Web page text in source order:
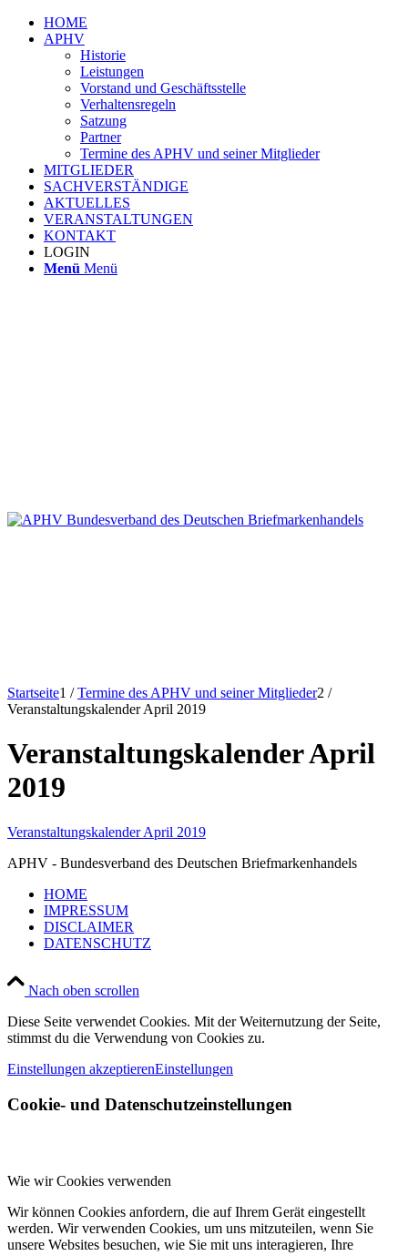
HOME
APHV
Historie
Leistungen
Vorstand und Geschäftsstelle
Verhaltensregeln
Satzung
Partner
Termine des APHV und seiner Mitglieder
MITGLIEDER
SACHVERSTÄNDIGE
AKTUELLES
VERANSTALTUNGEN
KONTAKT
LOGIN
Menü Menü
Startseite1 / Termine des APHV und seiner Mitglieder2 /
Veranstaltungskalender April 2019
Veranstaltungskalender April
2019
Veranstaltungskalender April 2019
APHV - Bundesverband des Deutschen Briefmarkenhandels
HOME
IMPRESSUM
DISCLAIMER
DATENSCHUTZ
Nach oben scrollen
Diese Seite verwendet Cookies. Mit der Weiternutzung der Seite,
stimmst du die Verwendung von Cookies zu.
Einstellungen akzeptierenEinstellungen
Cookie- und Datenschutzeinstellungen
Wie wir Cookies verwenden
Wir können Cookies anfordern, die auf Ihrem Gerät eingestellt
werden. Wir verwenden Cookies, um uns mitzuteilen, wenn Sie
unsere Websites besuchen, wie Sie mit uns interagieren, Ihre